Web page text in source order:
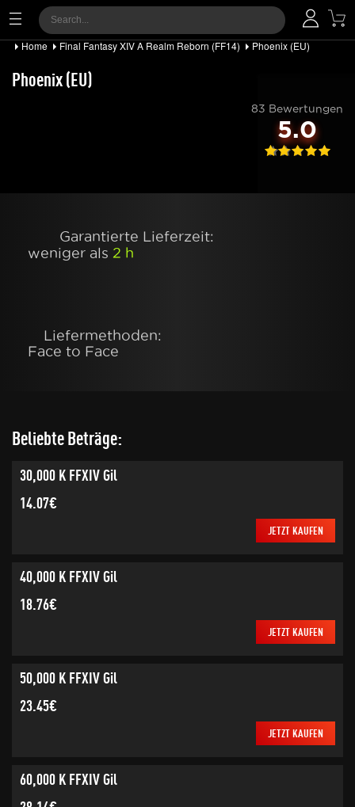
Home Final Fantasy XIV A Realm Reborn (FF14) Phoenix (EU)
Phoenix (EU)
83 Bewertungen
5.0
Garantierte Lieferzeit:
weniger als 2 h
Liefermethoden:
Face to Face
Beliebte Beträge:
30,000 K FFXIV Gil
14.07€
JETZT KAUFEN
40,000 K FFXIV Gil
18.76€
JETZT KAUFEN
50,000 K FFXIV Gil
23.45€
JETZT KAUFEN
60,000 K FFXIV Gil